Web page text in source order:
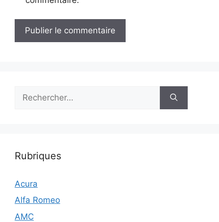
Rubriques
Acura
Alfa Romeo
AMC